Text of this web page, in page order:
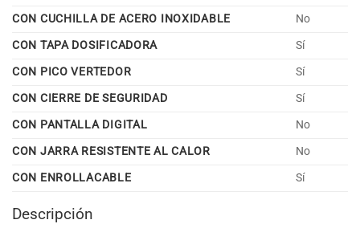
CON CUCHILLA DE ACERO INOXIDABLE
No
CON TAPA DOSIFICADORA
Sí
CON PICO VERTEDOR
Sí
CON CIERRE DE SEGURIDAD
Sí
CON PANTALLA DIGITAL
No
CON JARRA RESISTENTE AL CALOR
No
CON ENROLLACABLE
Sí
Descripción